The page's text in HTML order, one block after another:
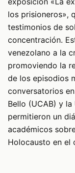
los prisioneros»,
testimonios de
concentración.
venezolano a la
promoviendo la
de los episodios
conversatorios
Bello (UCAB) y
permitieron un
académicos
Holocausto en el